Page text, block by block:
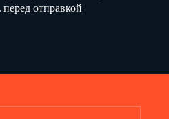
отправкой